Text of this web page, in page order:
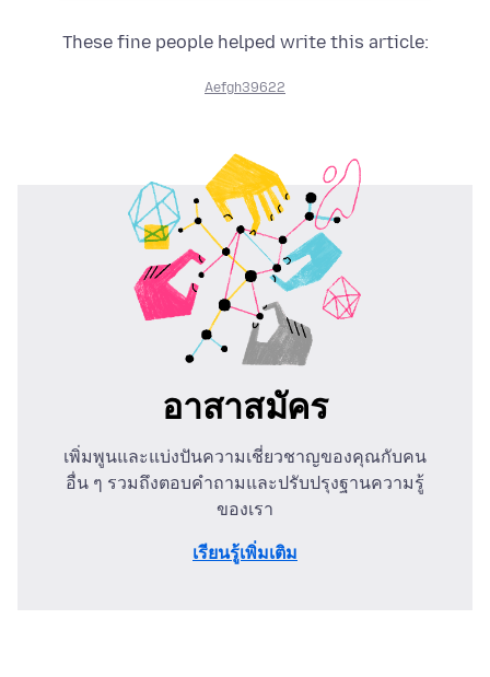
These fine people helped write this article:
Aefgh39622
อาสาสมัคร
เพิ่มพูนและแบ่งปันความเชี่ยวชาญของคุณกับคน
อื่น ๆ รวมถึงตอบคำถามและปรับปรุงฐานความรู้
ของเรา
เรียนรู้เพิ่มเติม